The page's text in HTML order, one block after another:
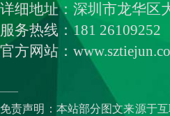
详细地址：深圳市龙华区
服务热线：181 26109252
官方网站：
——
免责声明：本站部分图文来源于